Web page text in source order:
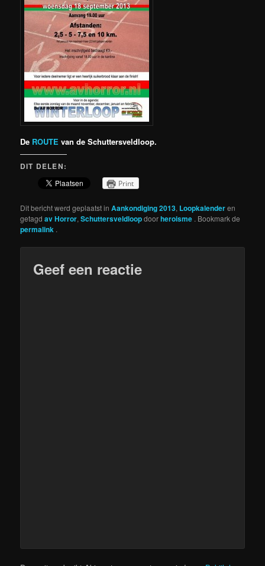
De ROUTE van de Schuttersveldloop.
DIT DELEN:
Print
Dit bericht werd geplaatst inAankondiging 2013, Loopkalenderen
getagdav Horror,Schuttersveldloopdoorheroisme . Bookmark de
permalink .
Geef een reactie